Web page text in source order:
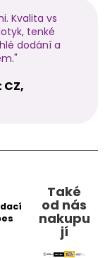
Kvalita vs
tenké
dodání a
Také
od nás
nakupu
jí